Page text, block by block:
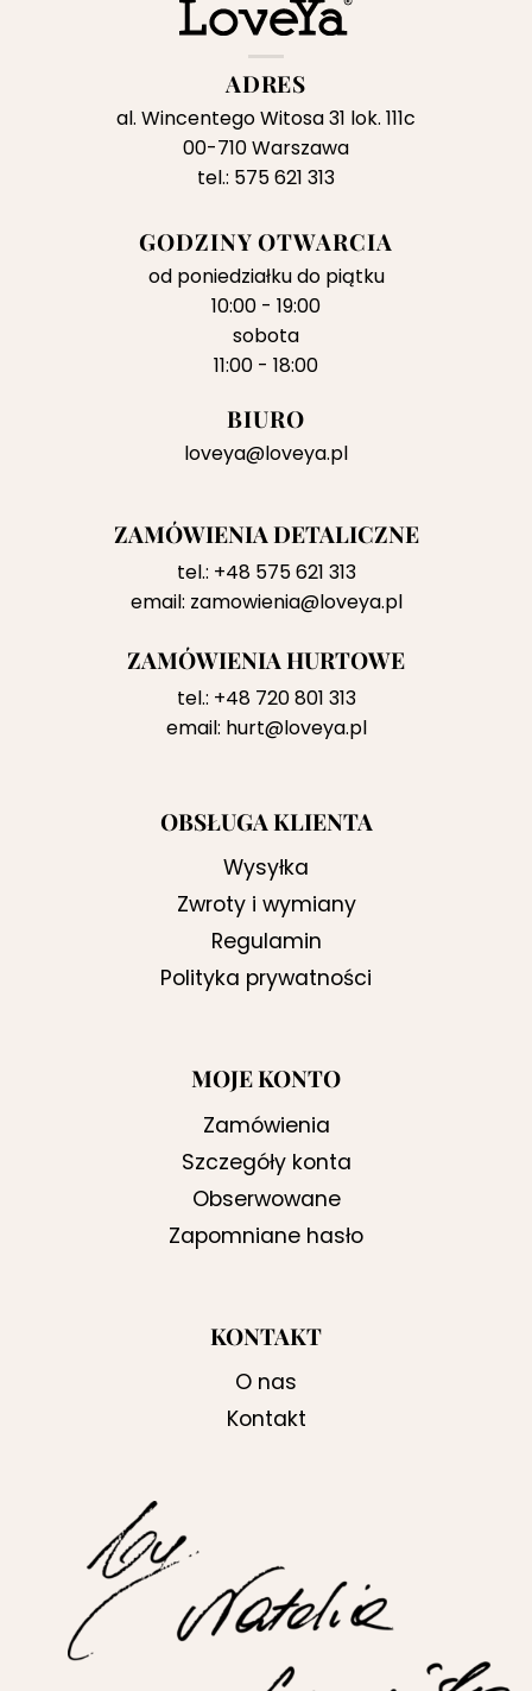
ADRES
al. Wincentego Witosa 31 lok. 111c
00-710 Warszawa
tel.: 575 621 313
GODZINY OTWARCIA
od poniedziałku do piątku
10:00 - 19:00
sobota
11:00 - 18:00
BIURO
loveya@loveya.pl
ZAMÓWIENIA DETALICZNE
tel.: +48 575 621 313
email: zamowienia@loveya.pl
ZAMÓWIENIA HURTOWE
tel.: +48 720 801 313
email: hurt@loveya.pl
OBSŁUGA KLIENTA
Wysyłka
Zwroty i wymiany
Regulamin
Polityka prywatności
MOJE KONTO
Zamówienia
Szczegóły konta
Obserwowane
Zapomniane hasło
KONTAKT
O nas
Kontakt